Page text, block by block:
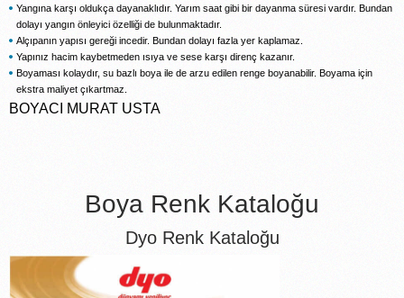
Yangına karşı oldukça dayanaklıdır. Yarım saat gibi bir dayanma süresi vardır. Bundan
dolayı yangın önleyici özelliği de bulunmaktadır.
Alçıpanın yapısı gereği incedir. Bundan dolayı fazla yer kaplamaz.
Yapınız hacim kaybetmeden ısıya ve sese karşı direnç kazanır.
Boyaması kolaydır, su bazlı boya ile de arzu edilen renge boyanabilir. Boyama için
ekstra maliyet çıkartmaz.
BOYACI MURAT USTA
Boya Renk Kataloğu
Dyo Renk Kataloğu